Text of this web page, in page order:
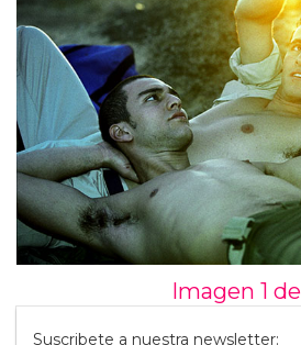
Imagen 1 de
Suscribete a nuestra newsletter: